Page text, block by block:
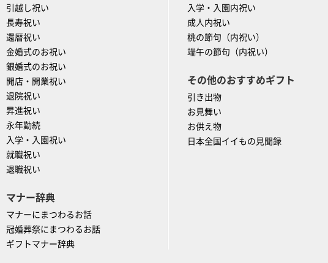
引越し祝い
長寿祝い
還暦祝い
金婚式のお祝い
銀婚式のお祝い
開店・開業祝い
退院祝い
昇進祝い
永年勤続
入学・入園祝い
就職祝い
退職祝い
マナー辞典
マナーにまつわるお話
冠婚葬祭にまつわるお話
ギフトマナー辞典
入学・入園内祝い
成人内祝い
桃の節句（内祝い）
端午の節句（内祝い）
その他のおすすめギフト
引き出物
お見舞い
お供え物
日本全国イイもの見聞録